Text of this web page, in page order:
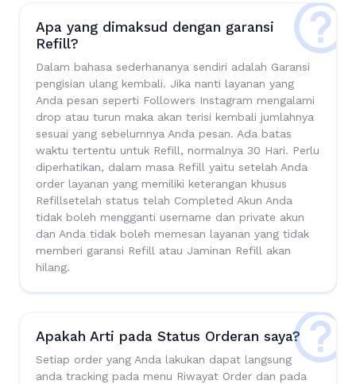
Apa yang dimaksud dengan garansi
Refill?
Dalam bahasa sederhananya sendiri adalah Garansi
pengisian ulang kembali. Jika nanti layanan yang
Anda pesan seperti Followers Instagram mengalami
drop atau turun maka akan terisi kembali jumlahnya
sesuai yang sebelumnya Anda pesan. Ada batas
waktu tertentu untuk Refill, normalnya 30 Hari. Perlu
diperhatikan, dalam masa Refill yaitu setelah Anda
order layanan yang memiliki keterangan khusus
Refillsetelah status telah Completed Akun Anda
tidak boleh mengganti username dan private akun
dan Anda tidak boleh memesan layanan yang tidak
memberi garansi Refill atau Jaminan Refill akan
hilang.
Apakah Arti pada Status Orderan saya?
Setiap order yang Anda lakukan dapat langsung
anda tracking pada menu Riwayat Order dan pada